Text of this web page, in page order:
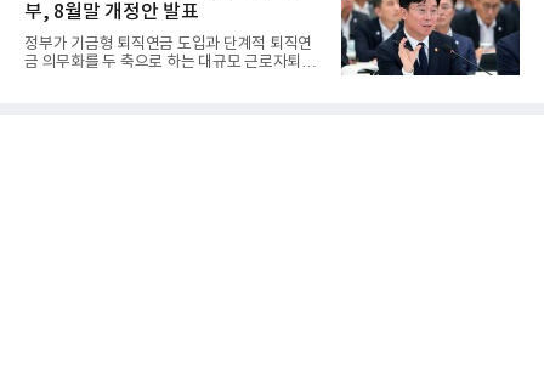
부, 8월말 개정안 발표
정부가 기금형 퇴직연금 도입과 단계적 퇴직연
금 의무화를 두 축으로 하는 대규모 근로자퇴직